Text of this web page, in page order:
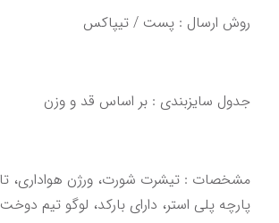
روش ارسال : پست / تیپاکس
‌پارچه پلی استر، دارای بارکد، لوگو تیم دوخت‌‌‌،‌ قواره آزاد‌‌